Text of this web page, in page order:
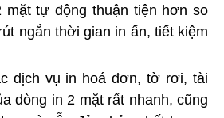
mặt tự động thuận tiện hơn so
ngắn thời gian in ấn, tiết kiệm
dịch vụ in hoá đơn, tờ rơi, tài
dòng in 2 mặt rất nhanh, cũng